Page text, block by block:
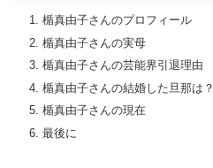
楯真由子さんのプロフィール
楯真由子さんの実母
楯真由子さんの芸能界引退理由
楯真由子さんの結婚した旦那は？
楯真由子さんの現在
最後に